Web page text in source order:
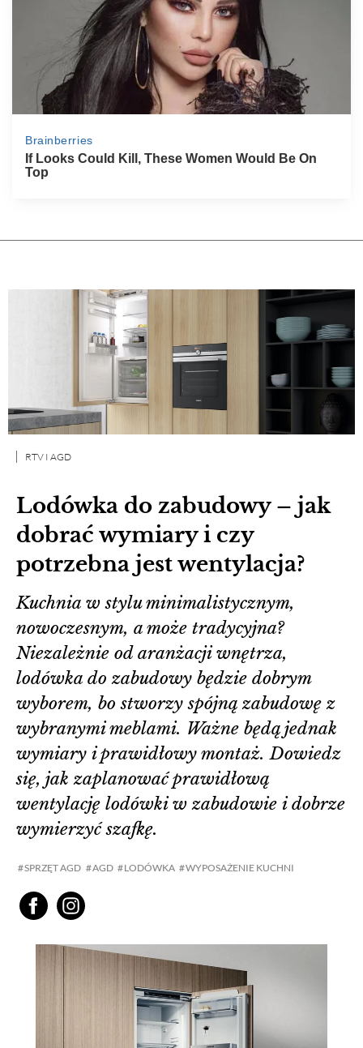
Lodówka do zabudowy – jak
dobrać wymiary i czy
potrzebna jest wentylacja?
RTV I AGD
SPRZĘT AGD AGD LODÓWKA WYPOSAŻENIE KUCHNI
Kuchnia w stylu minimalistycznym,
nowoczesnym, a może tradycyjna?
Niezależnie od aranżacji wnętrza,
lodówka do zabudowy będzie dobrym
wyborem, bo stworzy spójną zabudowę z
wybranymi meblami. Ważne będą jednak
wymiary i prawidłowy montaż. Dowiedz
się, jak zaplanować prawidłową
wentylację lodówki w zabudowie i dobrze
wymierzyć szafkę.